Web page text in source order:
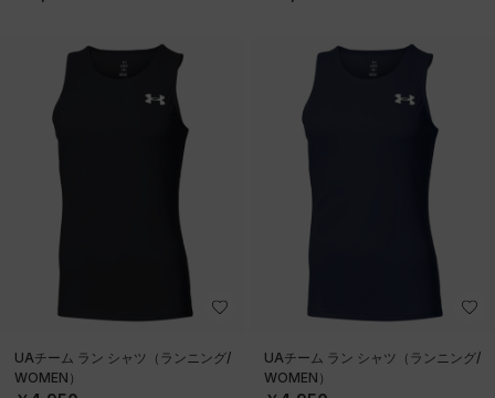
UAチーム ラン シャツ（ランニング/
WOMEN）
UAチーム ラン シャツ（ランニング/
WOMEN）